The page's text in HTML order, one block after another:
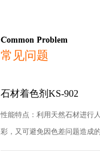
Common Problem
常见问题
石材着色剂KS-902
性能特点：利用天然石材进行
彩，又可避免因色差问题造成